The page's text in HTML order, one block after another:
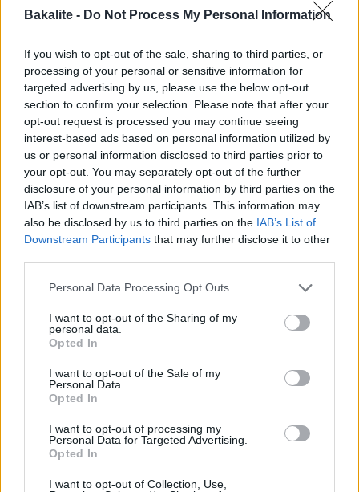
Bakalite - Do Not Process My Personal Information
If you wish to opt-out of the sale, sharing to third parties, or
processing of your personal or sensitive information for
targeted advertising by us, please use the below opt-out
section to confirm your selection. Please note that after your
opt-out request is processed you may continue seeing
interest-based ads based on personal information utilized by
us or personal information disclosed to third parties prior to
your opt-out. You may separately opt-out of the further
disclosure of your personal information by third parties on the
IAB’s list of downstream participants. This information may
also be disclosed by us to third parties on the IAB’s List of
Downstream Participants that may further disclose it to other
Personal Data Processing Opt Outs
I want to opt-out of the Sharing of my
personal data.
Opted In
I want to opt-out of the Sale of my
Personal Data.
Opted In
I want to opt-out of processing my
Personal Data for Targeted Advertising.
Opted In
I want to opt-out of Collection, Use,
Smör till formen
350 g mörk choklad
3 dl grädde
25 g smör
2 tsk sirap
Tryffel 2:
250 g ljus choklad
2 dl grädde
10 g smör
1 tsk sirap
Hallonsås:
200 g hallon, frysta
½ tsk citronsaft
Hallongrädde:
1 dl grädde
3 msk florsocker
Hallonspegel:
ca 1 dl hallonsås
1 tsk gelatinpulver